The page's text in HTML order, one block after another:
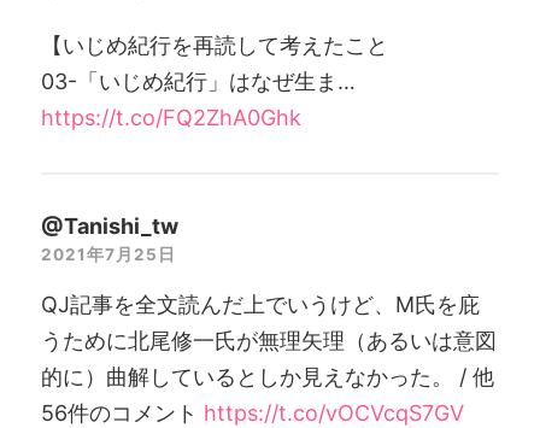
【いじめ紀行を再読して考えたこと
03-「いじめ紀行」はなぜ生ま…
https://t.co/FQ2ZhA0Ghk
@Tanishi_tw
2021年7月25日
QJ記事を全文読んだ上でいうけど、M氏を庇
うために北尾修一氏が無理矢理（あるいは意図
的に）曲解しているとしか見えなかった。 / 他
56件のコメント https://t.co/vOCVcqS7GV